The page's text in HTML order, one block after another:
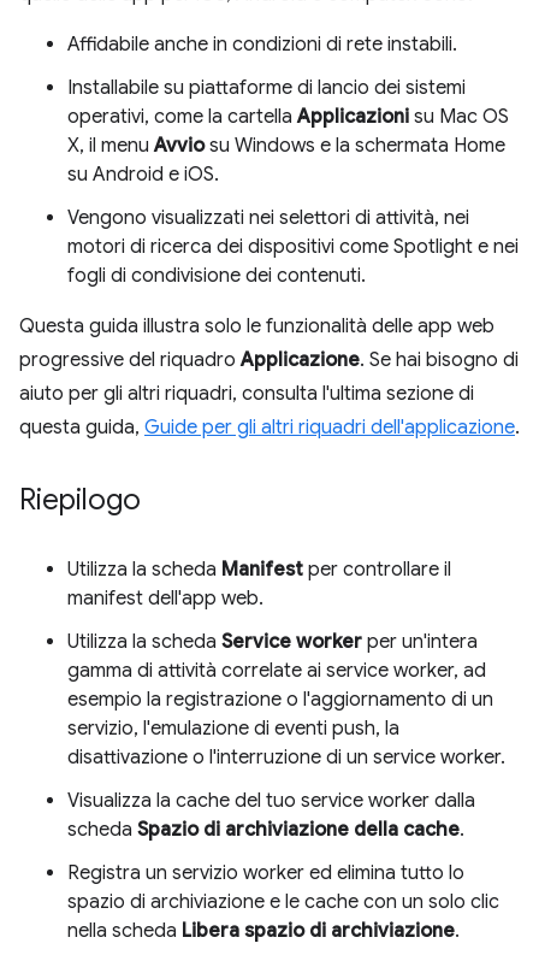
Affidabile anche in condizioni di rete instabili.
Installabile su piattaforme di lancio dei sistemi
operativi, come la cartellaApplicazioni su Mac OS
X, il menuAvviosu Windows e la schermata Home
su Android e iOS.
Vengono visualizzati nei selettori di attività, nei
motori di ricerca dei dispositivi come Spotlight e nei
fogli di condivisione dei contenuti.
Questa guida illustra solo le funzionalità delle app web
progressive del riquadroApplicazione. Se hai bisogno di
aiuto per gli altri riquadri, consulta l'ultima sezione di
questa guida, Guide per gli altri riquadri dell'applicazione.
Riepilogo
Utilizza la scheda Manifest per controllare il
manifest dell'app web.
Utilizza la scheda Service worker per un'intera
gamma di attività correlate ai service worker, ad
esempio la registrazione o l'aggiornamento di un
servizio, l'emulazione di eventi push, la
disattivazione o l'interruzione di un service worker.
Visualizza la cache del tuo service worker dalla
scheda Spazio di archiviazione della cache.
Registra un servizio worker ed elimina tutto lo
spazio di archiviazione e le cache con un solo clic
nella scheda Libera spazio di archiviazione.